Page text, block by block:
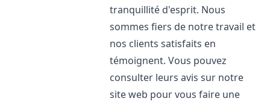
tranquillité d'esprit. Nous
sommes fiers de notre travail et
nos clients satisfaits en
témoignent. Vous pouvez
consulter leurs avis sur notre
site web pour vous faire une